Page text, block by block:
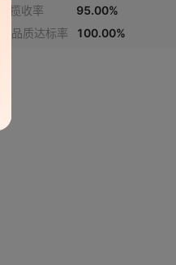
揽收率
95.00%
品质达标率
100.00%